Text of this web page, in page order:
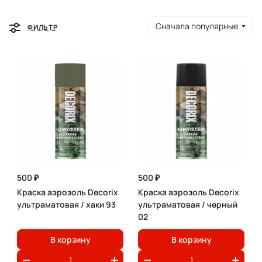
ФИЛЬТР Сначала популярные
500 ₽
Краска аэрозоль Decorix
ультраматовая / хаки 93
В корзину
500 ₽
Краска аэрозоль Decorix
ультраматовая / черный
02
В корзину